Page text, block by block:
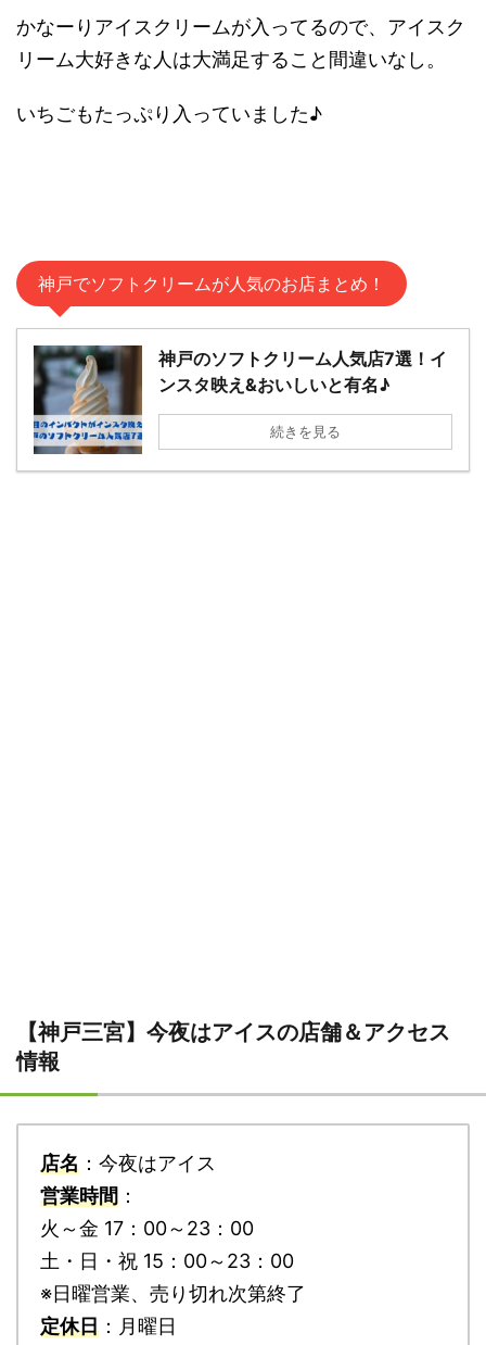
かなーりアイスクリームが入ってるので、アイスク
リーム大好きな人は大満足すること間違いなし。
いちごもたっぷり入っていました♪
神戸でソフトクリームが人気のお店まとめ！
神戸のソフトクリーム人気店7選！イ
ンスタ映え&おいしいと有名♪
続きを見る
【神戸三宮】今夜はアイスの店舗＆アクセス
情報
店名 ：今夜はアイス
営業時間 ：
火～金 17：00～23：00
土・日・祝 15：00～23：00
※日曜営業、売り切れ次第終了
定休日 ：月曜日